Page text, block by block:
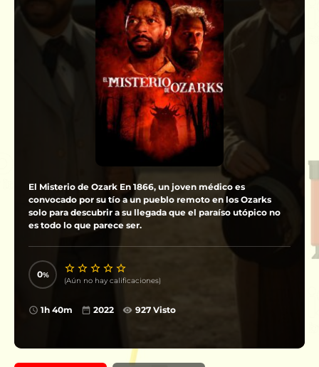
El Misterio de Ozark En 1866, un joven médico es
convocado por su tío a un pueblo remoto en los Ozarks
solo para descubrir a su llegada que el paraíso utópico no
es todo lo que parece ser.
0
(Aún no hay calificaciones)
1h 40m 2022 927 Visto